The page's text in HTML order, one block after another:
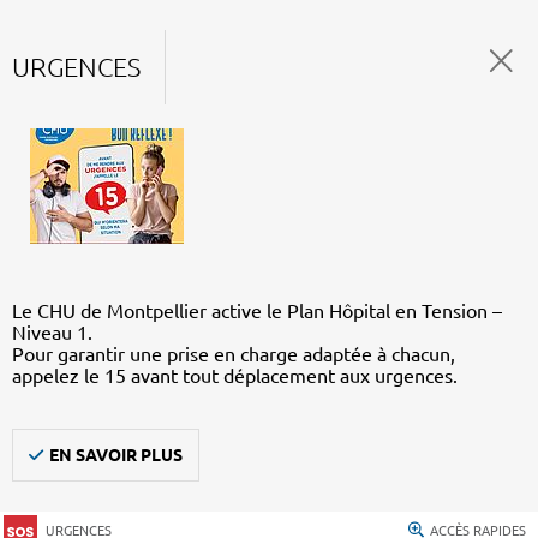
URGENCES
Le CHU de Montpellier active le Plan Hôpital en Tension –
Niveau 1.
Pour garantir une prise en charge adaptée à chacun,
appelez le 15 avant tout déplacement aux urgences.
EN SAVOIR PLUS
URGENCES ACCÈS RAPIDES